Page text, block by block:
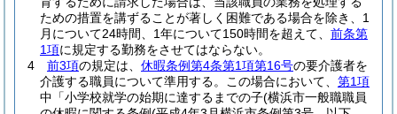
ための措置を講ずることが著しく困難である場合を除き、1
月について24時間、1年について150時間を超えて、 前条第
1項に規定する勤務をさせてはならない。
4
前3項の規定は、 休暇条例第4条第1項第16号の要介護者を
介護する職員について準用する。
この場合において、 第1項
中「小学校就学の始期に達するまでの子(横浜市一般職職員